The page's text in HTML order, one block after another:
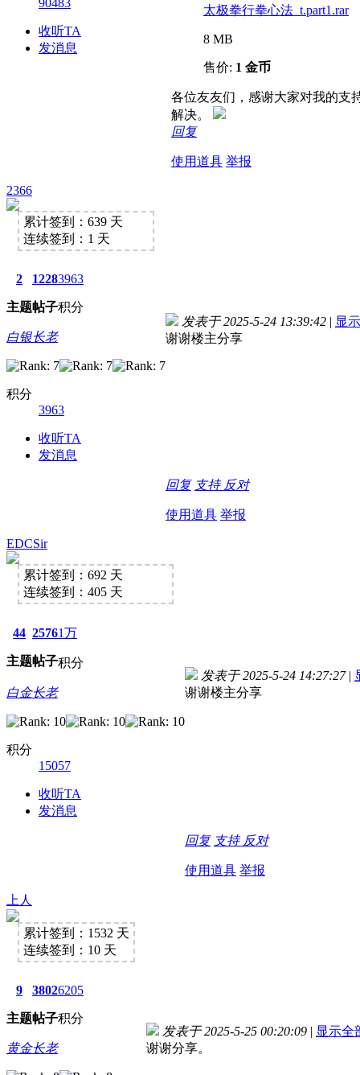
收听TA
发消息
太极拳行拳心法_t.part1.rar
8 MB
售价: 1 金币
各位友友们，感谢大家对我的支
解决。
回复
使用道具 举报
2366
累计签到：639 天
连续签到：1 天
2
主题
1228
帖子
3963
积分
白银长老
积分
3963
收听TA
发消息
发表于 2025-5-24 13:39:42 | 显
谢谢楼主分享
回复 支持 反对
使用道具 举报
EDCSir
累计签到：692 天
连续签到：405 天
44
主题
2576
帖子
1万
积分
白金长老
积分
15057
收听TA
发消息
发表于 2025-5-24 14:27:27 |
谢谢楼主分享
回复 支持 反对
使用道具 举报
上人
累计签到：1532 天
连续签到：10 天
9
主题
3802
帖子
6205
积分
黄金长老
发表于 2025-5-25 00:20:09 | 显示全
谢谢分享。